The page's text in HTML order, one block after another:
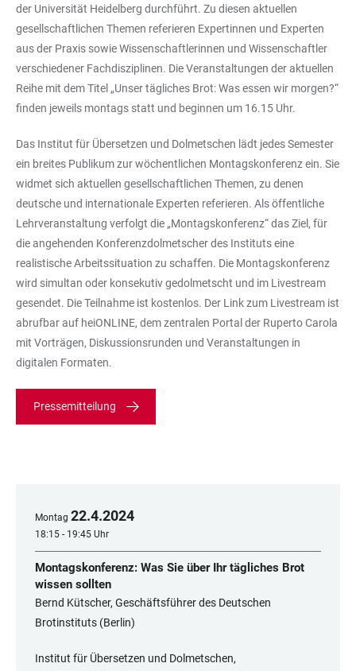
der Universität Heidelberg durchführt. Zu diesen aktuellen
gesellschaftlichen Themen referieren Expertinnen und Experten
aus der Praxis sowie Wissenschaftlerinnen und Wissenschaftler
verschiedener Fachdisziplinen. Die Veranstaltungen der aktuellen
Reihe mit dem Titel „Unser tägliches Brot: Was essen wir morgen?“
finden jeweils montags statt und beginnen um 16.15 Uhr.
Das Institut für Übersetzen und Dolmetschen lädt jedes Semester
ein breites Publikum zur wöchentlichen Montagskonferenz ein. Sie
widmet sich aktuellen gesellschaftlichen Themen, zu denen
deutsche und internationale Experten referieren. Als öffentliche
Lehrveranstaltung verfolgt die „Montagskonferenz“ das Ziel, für
die angehenden Konferenzdolmetscher des Instituts eine
realistische Arbeitssituation zu schaffen. Die Montagskonferenz
wird simultan oder konsekutiv gedolmetscht und im Livestream
gesendet. Die Teilnahme ist kostenlos. Der Link zum Livestream ist
abrufbar auf heiONLINE, dem zentralen Portal der Ruperto Carola
mit Vorträgen, Diskussionsrunden und Veranstaltungen in
digitalen Formaten.
Pressemitteilung
Montag 22.4.2024
18:15 - 19:45 Uhr
Montagskonferenz: Was Sie über Ihr tägliches Brot
wissen sollten
Bernd Kütscher, Geschäftsführer des Deutschen
Brotinstituts (Berlin)
Institut für Übersetzen und Dolmetschen,